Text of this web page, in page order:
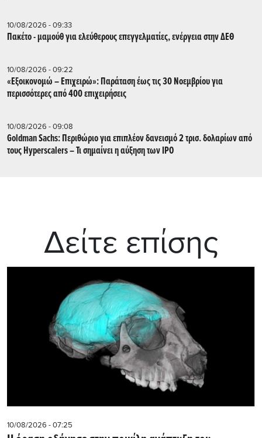
10/08/2026 - 09:33
Πακέτο - μαμούθ για ελεύθερους επεγγελματίες, ενέργεια στην ΔΕΘ
10/08/2026 - 09:22
«Εξοικονομώ – Επιχειρώ»: Παράταση έως τις 30 Νοεμβρίου για
περισσότερες από 400 επιχειρήσεις
10/08/2026 - 09:08
Goldman Sachs: Περιθώριο για επιπλέον δανεισμό 2 τρισ. δολαρίων από
τους Hyperscalers – Τι σημαίνει η αύξηση των IPO
Δείτε επίσης
10/08/2026 - 07:25